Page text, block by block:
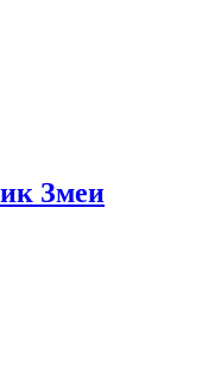
Змеи